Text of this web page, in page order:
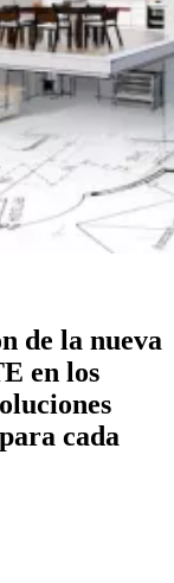
de la nueva
en los
cada